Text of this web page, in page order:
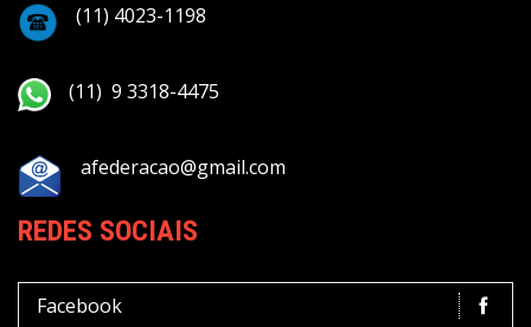
(11) 4023-1198
(11) 9 3318-4475
afederacao@gmail.com
REDES SOCIAIS
Facebook